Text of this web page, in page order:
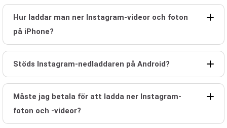
Hur laddar man ner Instagram-videor och foton
på iPhone?
Stöds Instagram-nedladdaren på Android?
Måste jag betala för att ladda ner Instagram-
foton och -videor?